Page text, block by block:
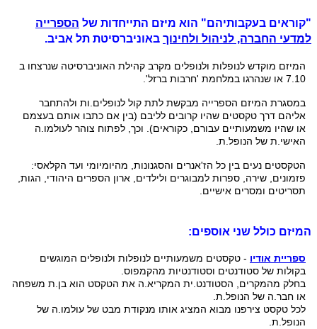
"קוראים בעקבותיהם" הוא מיזם התייחדות של הספרייה
למדעי החברה, לניהול ולחינוך באוניברסיטת תל אביב.
המיזם מוקדש לנופלות ולנופלים מקרב קהילת האוניברסיטה שנרצחו ב
7.10 או שנהרגו במלחמת 'חרבות ברזל'.
במסגרת המיזם הספרייה מבקשת לתת קול לנופלים.ות ולהתחבר
אליהם דרך טקסטים שהיו קרובים לליבם (בין אם כתבו אותם בעצמם
או שהיו משמעותיים עבורם, כקוראים). וכך, לפתוח צוהר לעולמו.ה
האישי.ת של הנופל.ת.
הטקסטים נעים בין כל הז'אנרים והסגנונות, מהיומיומי ועד הקלאסי:
פזמונים, שירה, ספרות למבוגרים ולילדים, ארון הספרים היהודי, הגות,
תסריטים ומסרים אישיים.
המיזם כולל שני אוספים:
ספריית אודיו - טקסטים משמעותיים לנופלות ולנופלים המוגשים
בקולות של סטודנטים וסטודנטיות מהקמפוס.
בחלק מהמקרים, הסטודנט.ית המקריא.ה את הטקסט הוא בן.ת משפחה
או חבר.ה של הנופל.ת.
לכל טקסט צירפנו מבוא המציג אותו מנקודת מבט של עולמו.ה של
הנופל.ת.